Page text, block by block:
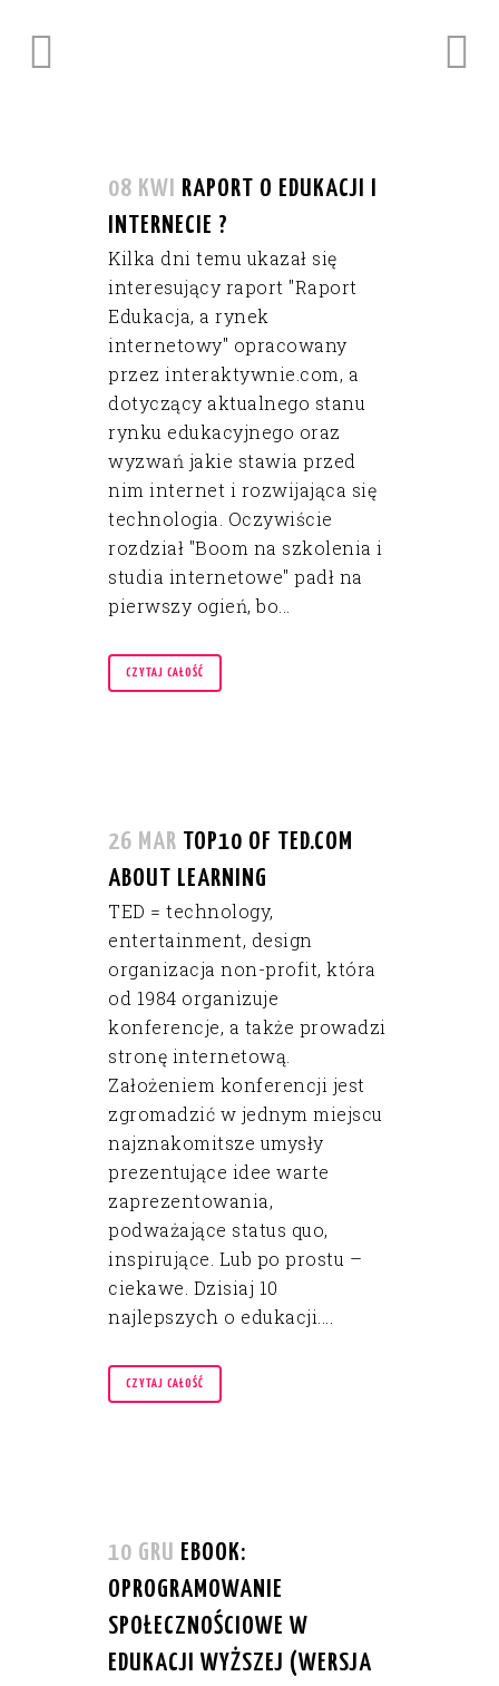
08 KWI
RAPORT O EDUKACJI I
INTERNECIE ?
Kilka dni temu ukazał się
interesujący raport "Raport
Edukacja, a rynek
internetowy" opracowany
przez interaktywnie.com, a
dotyczący aktualnego stanu
rynku edukacyjnego oraz
wyzwań jakie stawia przed
nim internet i rozwijająca się
technologia. Oczywiście
rozdział "Boom na szkolenia i
studia internetowe" padł na
pierwszy ogień, bo...
CZYTAJ CAŁOŚĆ
26 MAR TOP10 OF TED.COM
ABOUT LEARNING
TED = technology,
entertainment, design
organizacja non-profit, która
od 1984 organizuje
konferencje, a także prowadzi
stronę internetową.
Założeniem konferencji jest
zgromadzić w jednym miejscu
najznakomitsze umysły
prezentujące idee warte
zaprezentowania,
podważające status quo,
inspirujące. Lub po prostu –
ciekawe. Dzisiaj 10
najlepszych o edukacji....
CZYTAJ CAŁOŚĆ
10 GRU EBOOK:
OPROGRAMOWANIE
SPOŁECZNOŚCIOWE W
EDUKACJI WYŻSZEJ (WERSJA